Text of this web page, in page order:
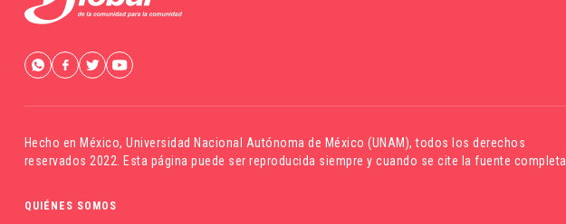
Hecho en México,Universidad Nacional Autónoma de México (UNAM), todos los derechos
reservados 2022. Esta página puede ser reproducida siempre y cuando se cite la fuente completa.
QUIÉNES SOMOS